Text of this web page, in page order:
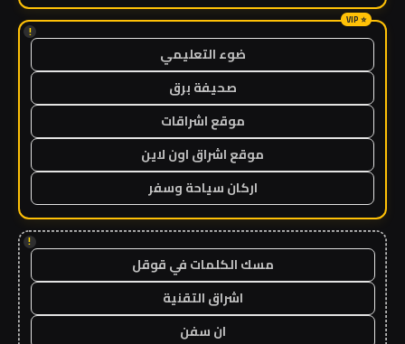
!
ضوء التعليمي
صحيفة برق
موقع اشراقات
موقع اشراق اون لاين
اركان سياحة وسفر
!
مسك الكلمات في قوقل
اشراق التقنية
ان سفن